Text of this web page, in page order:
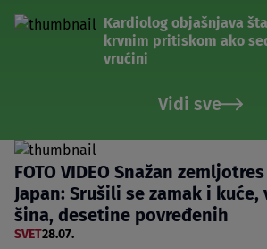
Kardiolog objašnjava
krvnim pritiskom ako
vrućini
Vidi sve
FOTO VIDEO Snažan
Japan: Srušili se zamak i
šina, desetine povređenih
SVET28.07.